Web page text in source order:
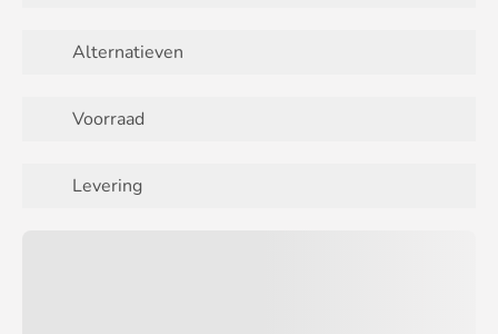
Alternatieven
Voorraad
Levering